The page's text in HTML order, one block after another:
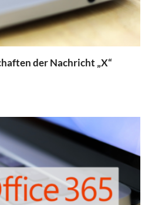
der Nachricht „X“